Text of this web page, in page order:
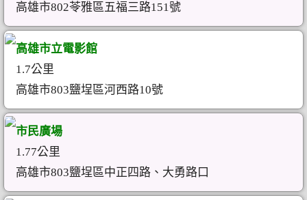
高雄市802苓雅區五福三路151號
高雄市立電影館
1.7公里
高雄市803鹽埕區河西路10號
市民廣場
1.77公里
高雄市803鹽埕區中正四路、大勇路口